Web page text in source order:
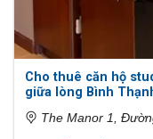
Cho thuê căn hộ
giữa lòng Bình
The Manor 1,